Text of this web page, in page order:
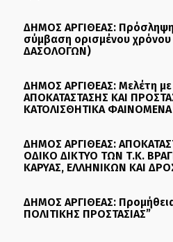
ΔΗΜΟΣ ΑΡΓΙΘΕΑΣ:
σύμβαση ορισμένου
ΔΑΣΟΛΟΓΩΝ)
ΔΗΜΟΣ ΑΡΓΙΘΕΑΣ: Μελέτη με
ΑΠΟΚΑΤΑΣΤΑΣΗΣ ΚΑΙ
ΚΑΤΟΛΙΣΘΗΤΙΚΑ
ΔΗΜΟΣ ΑΡΓΙΘΕΑΣ:
ΟΔΙΚΟ ΔΙΚΤΥΟ ΤΩΝ Τ.Κ.
ΚΑΡΥΑΣ, ΕΛΛΗΝΙΚΩΝ ΚΑΙ
ΔΗΜΟΣ ΑΡΓΙΘΕΑΣ:
ΠΟΛΙΤΙΚΗΣ ΠΡΟΣΤΑΣΙΑΣ”